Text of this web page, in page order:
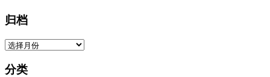
归档
归
分类